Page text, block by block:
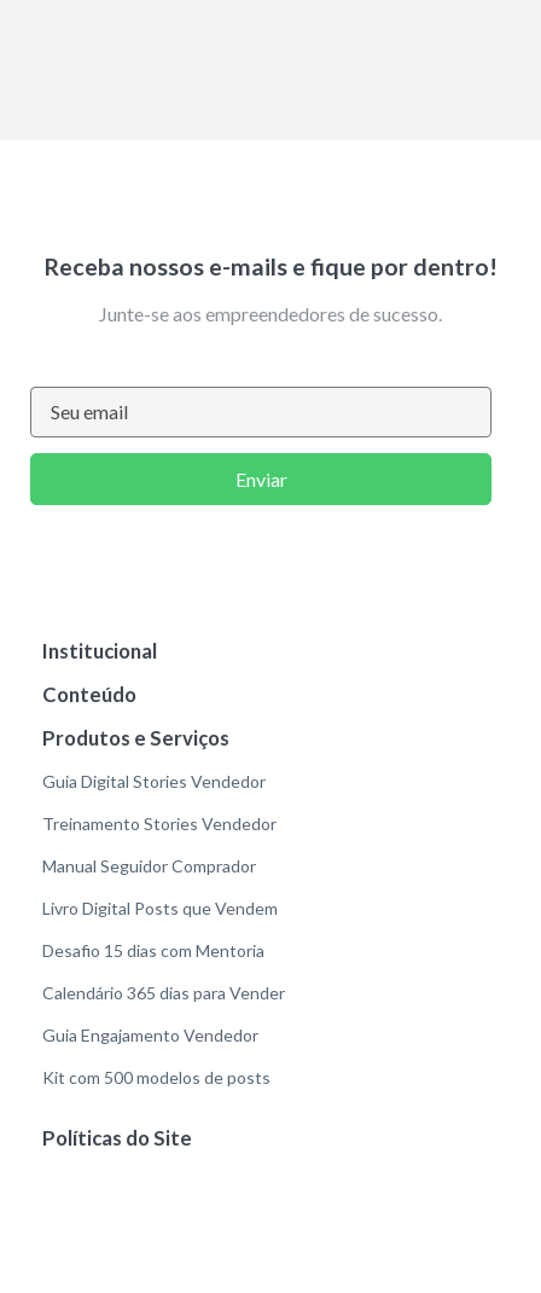
Receba nossos e-mails e fique por dentro!
Junte-se aos empreendedores de sucesso.
Enviar
Institucional
Conteúdo
Produtos e Serviços
Guia Digital Stories Vendedor
Treinamento Stories Vendedor
Manual Seguidor Comprador
Livro Digital Posts que Vendem
Desafio 15 dias com Mentoria
Calendário 365 dias para Vender
Guia Engajamento Vendedor
Kit com 500 modelos de posts
Políticas do Site